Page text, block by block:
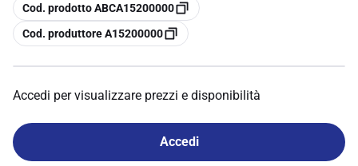
copia
Cod. prodotto ABCA15200000
copia
Cod. produttore A15200000
Accedi per visualizzare prezzi e disponibilità
Accedi